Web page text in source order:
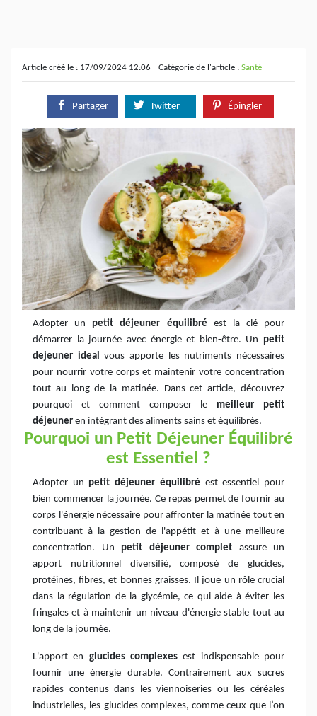
Article créé le : 17/09/2024 12:06 Catégorie de l'article : Santé
Partager Twitter Épingler
Adopter un petit déjeuner équilibré est la clé pour
démarrer la journée avec énergie et bien-être. Un petit
dejeuner ideal vous apporte les nutriments nécessaires
pour nourrir votre corps et maintenir votre concentration
tout au long de la matinée. Dans cet article, découvrez
pourquoi et comment composer le meilleur petit
déjeuner en intégrant des aliments sains et équilibrés.
Pourquoi un Petit Déjeuner Équilibré
est Essentiel ?
Adopter un petit déjeuner équilibré est essentiel pour
bien commencer la journée. Ce repas permet de fournir au
corps l'énergie nécessaire pour affronter la matinée tout en
contribuant à la gestion de l'appétit et à une meilleure
concentration. Un petit déjeuner complet assure un
apport nutritionnel diversifié, composé de glucides,
protéines, fibres, et bonnes graisses. Il joue un rôle crucial
dans la régulation de la glycémie, ce qui aide à éviter les
fringales et à maintenir un niveau d'énergie stable tout au
long de la journée.
L'apport en glucides complexes est indispensable pour
fournir une énergie durable. Contrairement aux sucres
rapides contenus dans les viennoiseries ou les céréales
industrielles, les glucides complexes, comme ceux que l’on